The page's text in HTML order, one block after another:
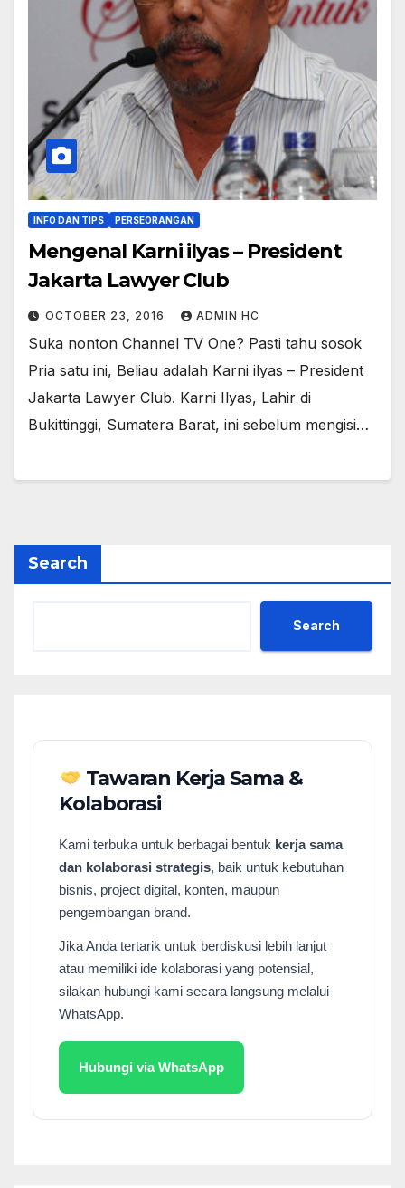
INFO DAN TIPS PERSEORANGAN
Mengenal Karni ilyas – President
Jakarta Lawyer Club
OCTOBER 23, 2016 ADMIN HC
Suka nonton Channel TV One? Pasti tahu sosok
Pria satu ini, Beliau adalah Karni ilyas – President
Jakarta Lawyer Club. Karni Ilyas, Lahir di
Bukittinggi, Sumatera Barat, ini sebelum mengisi…
Search
Search
Tawaran Kerja Sama &
Kolaborasi
Kami terbuka untuk berbagai bentuk kerja sama
dan kolaborasi strategis, baik untuk kebutuhan
bisnis, project digital, konten, maupun
pengembangan brand.
Jika Anda tertarik untuk berdiskusi lebih lanjut
atau memiliki ide kolaborasi yang potensial,
silakan hubungi kami secara langsung melalui
WhatsApp.
Hubungi via WhatsApp